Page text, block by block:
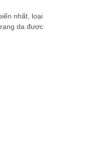
nhất, loại
da được